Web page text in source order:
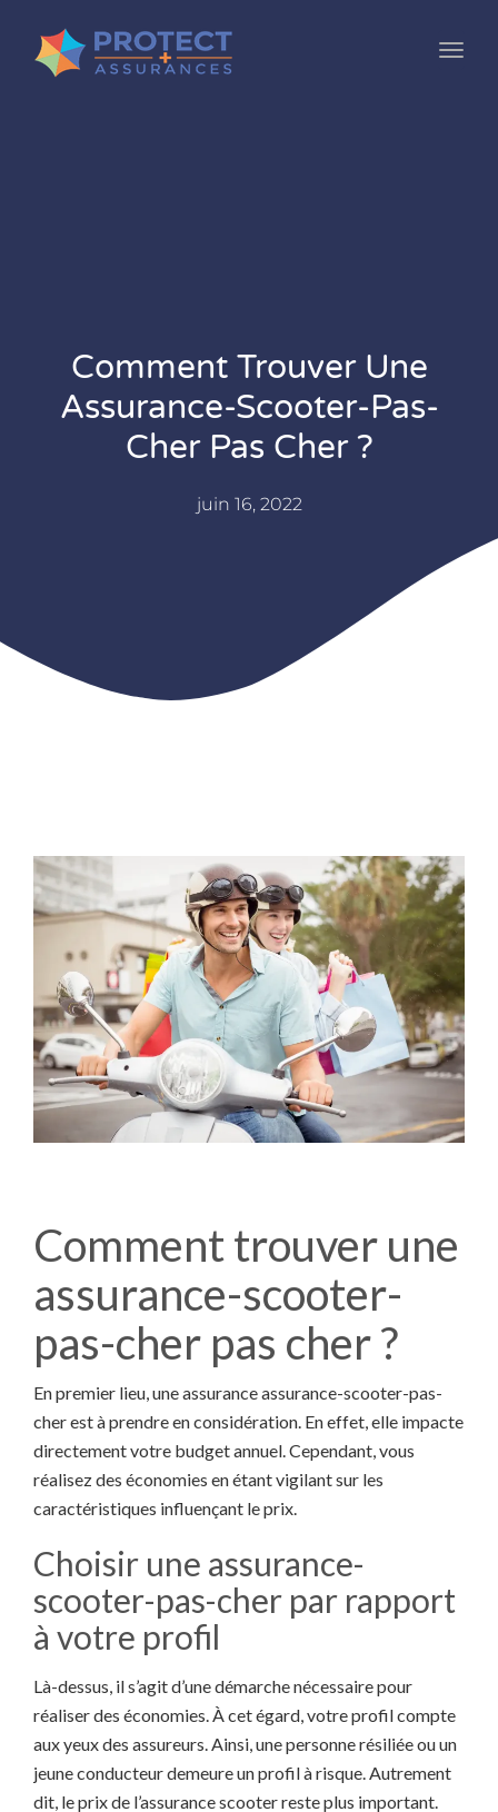
Comment Trouver Une
Assurance-Scooter-Pas-
Cher Pas Cher ?
juin 16, 2022
Comment trouver une
assurance-scooter-
pas-cher pas cher ?
En premier lieu, une assurance assurance-scooter-pas-
cher est à prendre en considération. En effet, elle impacte
directement votre budget annuel. Cependant, vous
réalisez des économies en étant vigilant sur les
caractéristiques influençant le prix.
Choisir une assurance-
scooter-pas-cher par rapport
à votre profil
Là-dessus, il s’agit d’une démarche nécessaire pour
réaliser des économies. À cet égard, votre profil compte
aux yeux des assureurs. Ainsi, une personne résiliée ou un
jeune conducteur demeure un profil à risque. Autrement
dit, le prix de l’assurance scooter reste plus important.